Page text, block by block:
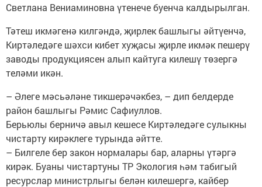
Светлана Вениаминовна үтенече буенча калдырылган.
Тәтеш икмәгенә килгән­дә, җирлек башлыгы әйтү­енчә,
Киртәледәге шәхси кибет хуҗасы җирле икмәк пешерү
заводы продукция­сен алып кайтуга килешү төзергә
теләми икән.
– Әлеге мәсьәләне тикше­рә­чәкбез, – дип белдерде
район башлыгы Рәмис ­Сафиуллов.
Берьюлы берничә авыл кешесе Киртәледәге сулыкны
чистарту кирәклеге турында әйтте.
– Билгеле бер закон нормалары бар, аларны үтәргә
кирәк. Буаны чистартуны ТР Экология һәм табигый
ресурслар министр­лыгы белән килешергә, кайбер